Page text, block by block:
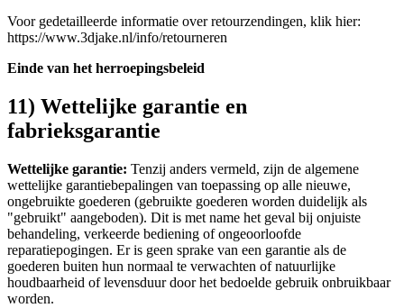
Voor gedetailleerde informatie over retourzendingen, klik hier:
https://www.3djake.nl/info/retourneren
Einde van het herroepingsbeleid
11) Wettelijke garantie en
fabrieksgarantie
Wettelijke garantie: Tenzij anders vermeld, zijn de algemene
wettelijke garantiebepalingen van toepassing op alle nieuwe,
ongebruikte goederen (gebruikte goederen worden duidelijk als
"gebruikt" aangeboden). Dit is met name het geval bij onjuiste
behandeling, verkeerde bediening of ongeoorloofde
reparatiepogingen. Er is geen sprake van een garantie als de
goederen buiten hun normaal te verwachten of natuurlijke
houdbaarheid of levensduur door het bedoelde gebruik onbruikbaar
worden.